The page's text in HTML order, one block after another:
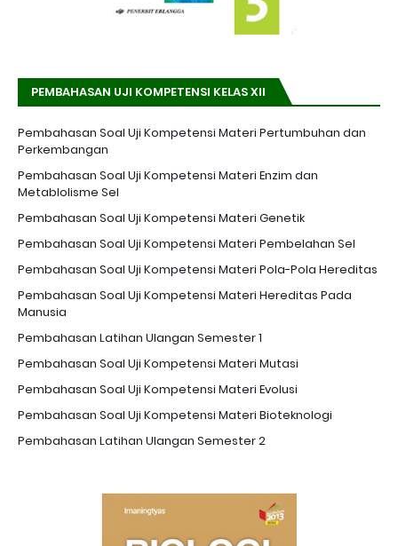
PEMBAHASAN UJI KOMPETENSI KELAS XII
Pembahasan Soal Uji Kompetensi Materi Pertumbuhan dan
Perkembangan
Pembahasan Soal Uji Kompetensi Materi Enzim dan
Metablolisme Sel
Pembahasan Soal Uji Kompetensi Materi Genetik
Pembahasan Soal Uji Kompetensi Materi Pembelahan Sel
Pembahasan Soal Uji Kompetensi Materi Pola-Pola Hereditas
Pembahasan Soal Uji Kompetensi Materi Hereditas Pada
Manusia
Pembahasan Latihan Ulangan Semester 1
Pembahasan Soal Uji Kompetensi Materi Mutasi
Pembahasan Soal Uji Kompetensi Materi Evolusi
Pembahasan Soal Uji Kompetensi Materi Bioteknologi
Pembahasan Latihan Ulangan Semester 2